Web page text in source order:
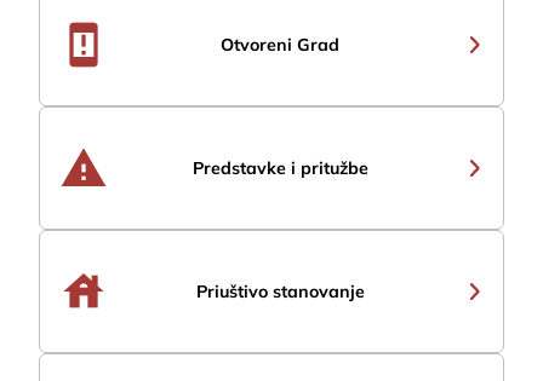
security_update_warning Otvoreni Grad
warning Predstavke i pritužbe
house Priuštivo stanovanje